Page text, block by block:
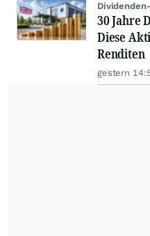
30 Jahre
Diese
Renditen
gestern